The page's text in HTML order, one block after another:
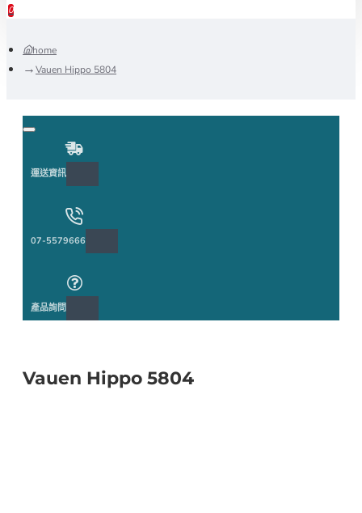
0
home
Vauen Hippo 5804
運送資訊
07-5579666
產品詢問
Vauen Hippo 5804